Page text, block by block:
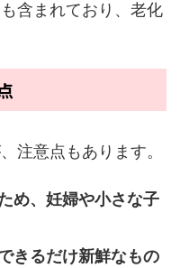
含まれており、老化
注意点もあります。
め、妊婦や小さな子
きるだけ新鮮なもの